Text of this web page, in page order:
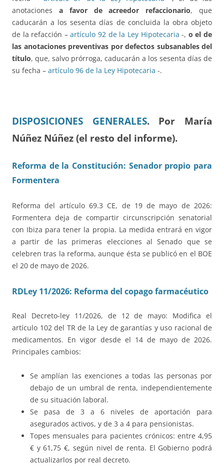
anotaciones a favor de acreedor refaccionario, que
caducarán a los sesenta días de concluida la obra objeto
de la refacción –artículo 92 de la Ley Hipotecaria -, o el de
las anotaciones preventivas por defectos subsanables del
título, que, salvo prórroga, caducarán a los sesenta días de
su fecha – artículo 96 de la Ley Hipotecaria -.
DISPOSICIONES GENERALES. Por María
Núñez Núñez (el resto del informe).
Reforma de la Constitución: Senador propio para
Formentera
Reforma del artículo 69.3 CE, de 19 de mayo de 2026:
Formentera deja de compartir circunscripción senatorial
con Ibiza para tener la propia. La medida entrará en vigor
a partir de las primeras elecciones al Senado que se
celebren tras la reforma, aunque ésta se publicó en el BOE
el 20 de mayo de 2026.
RDLey 11/2026: Reforma del copago farmacéutico
Real Decreto-ley 11/2026, de 12 de mayo: Modifica el
artículo 102 del TR de la Ley de garantías y uso racional de
medicamentos. En vigor desde el 14 de mayo de 2026.
Principales cambios:
Se amplían las exenciones a todas las personas por
debajo de un umbral de renta, independientemente
de su situación laboral.
Se pasa de 3 a 6 niveles de aportación para
asegurados activos, y de 3 a 4 para pensionistas.
Topes mensuales para pacientes crónicos: entre 4,95
€ y 61,75 €, según nivel de renta. El Gobierno podrá
actualizarlos por real decreto.